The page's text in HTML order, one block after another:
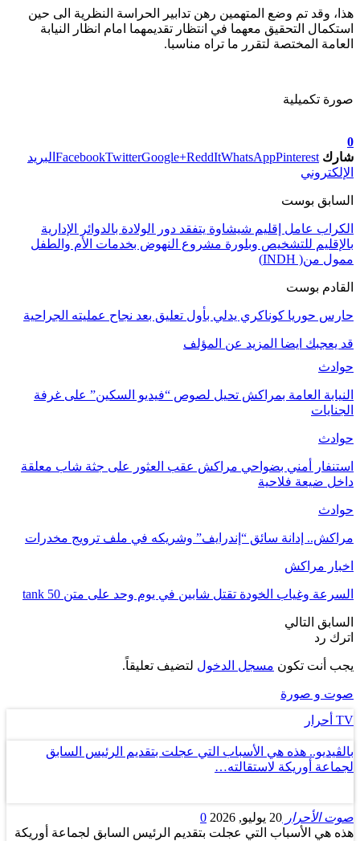
هذا، وقد تم وضع المتهمين رهن تدابير الحراسة النظرية الى حين
استكمال التحقيق معهما في انتظار تقديمهما امام انظار النيابة
العامة المختصة لتقرر ما تراه مناسبا.
صورة تكميلية
0
شارك
FacebookTwitterGoogle+ReddItWhatsAppPinterest
البريد
الإلكتروني
السابق بوست
الكراب عامل إقليم شيشاوة يتفقد دور الولادة بالدوائر الإدارية
بالإقليم للتشخيص وبلورة مشروع النهوض بخدمات الأم والطفل
ممول من( INDH)
القادم بوست
حارس حوريا كوناكري يدلي بأول تعليق بعد نجاح عمليته الجراحية
قد يعجبك ايضا المزيد عن المؤلف
حوادث
النيابة العامة بمراكش تحيل لصوص “فيديو السكين” على غرفة
الجنايات
حوادث
استنفار أمني بضواحي مراكش عقب العثور على جثة شاب معلقة
داخل ضيعة فلاحية
حوادث
مراكش.. إدانة سائق “إندرايف” وشريكه في ملف ترويج مخدرات
اخبار مراكش
السرعة وغياب الخودة تقتل شابين في يوم وحد على متن tank 50
السابق التالي
اترك رد
يجب أنت تكون مسجل الدخول لتضيف تعليقاً.
صوت و صورة
TV أحرار
بالڤيديو.. هذه هي الأسباب التي عجلت بتقديم الرئيس السابق
لجماعة أوريكة لاستقالته…
صوت الأحرار 20 يوليو, 2026
0
هذه هي الأسباب التي عجلت بتقديم الرئيس السابق لجماعة أوريكة